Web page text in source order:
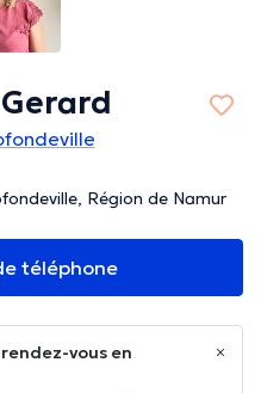
Région de Namur
téléphone
vous en